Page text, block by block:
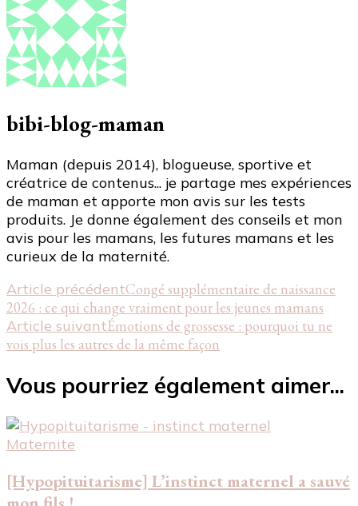
bibi-blog-maman
Maman (depuis 2014), blogueuse, sportive et
créatrice de contenus... je partage mes expériences
de maman et apporte mon avis sur les tests
produits. Je donne également des conseils et mon
avis pour les mamans, les futures mamans et les
curieux de la maternité.
Navigation
d'article
Article précédentCongé supplémentaire de naissance
2026 : ce qui change vraiment pour les jeunes mamans
Article suivantÉmotions de grossesse : pourquoi tu ne
vois plus les autres de la même façon
Vous pourriez également aimer...
Maternite
[Hypopituitarisme] L’instinct maternel a sauvé